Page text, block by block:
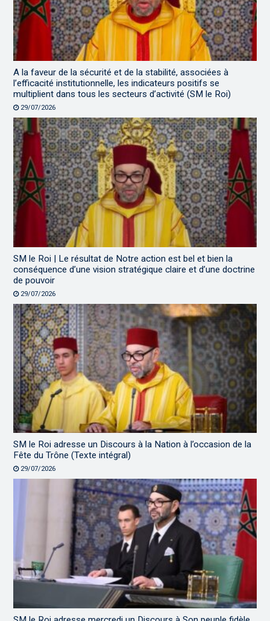
A la faveur de la sécurité et de la stabilité, associées à
l’efficacité institutionnelle, les indicateurs positifs se
multiplient dans tous les secteurs d’activité (SM le Roi)
29/07/2026
SM le Roi | Le résultat de Notre action est bel et bien la
conséquence d’une vision stratégique claire et d’une doctrine
de pouvoir
29/07/2026
SM le Roi adresse un Discours à la Nation à l’occasion de la
Fête du Trône (Texte intégral)
29/07/2026